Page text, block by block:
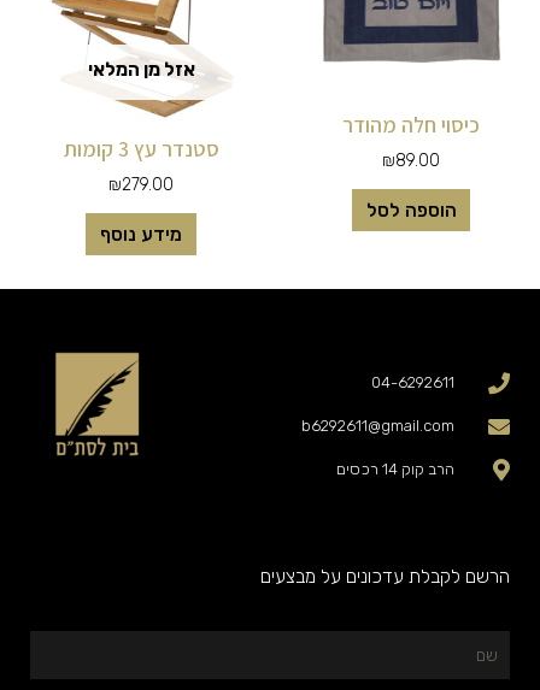
כיסוי חלה מהודר
₪89.00
הוספה לסל
אזל מן המלאי
סטנדר עץ 3 קומות
₪279.00
מידע נוסף
04-6292611
b6292611@gmail.com
הרב קוק 14 רכסים
הרשם לקבלת עדכונים על מבצעים